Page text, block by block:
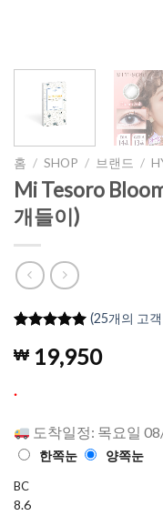
홈 / SHOP / 브랜드 /
Mi Tesoro
개들이)
고객 평가
를 기준으
점에
(25개의 고
₩ 19,950
.
도착일정: 목요일
한쪽눈 양쪽눈
BC
8.6